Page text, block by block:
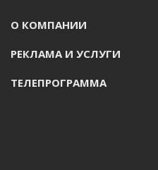
О КОМПАНИИ
РЕКЛАМА И УСЛУГИ
ТЕЛЕПРОГРАММА